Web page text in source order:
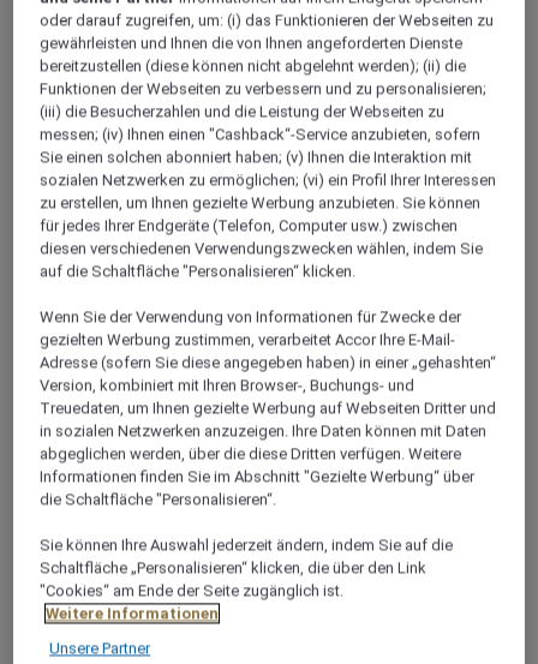
oder darauf zugreifen, um: (i) das Funktionieren der Webseiten zu
gewährleisten und Ihnen die von Ihnen angeforderten Dienste
bereitzustellen (diese können nicht abgelehnt werden); (ii) die
Funktionen der Webseiten zu verbessern und zu personalisieren;
(iii) die Besucherzahlen und die Leistung der Webseiten zu
messen; (iv) Ihnen einen "Cashback“-Service anzubieten, sofern
Sie einen solchen abonniert haben; (v) Ihnen die Interaktion mit
sozialen Netzwerken zu ermöglichen; (vi) ein Profil Ihrer Interessen
zu erstellen, um Ihnen gezielte Werbung anzubieten. Sie können
für jedes Ihrer Endgeräte (Telefon, Computer usw.) zwischen
diesen verschiedenen Verwendungszwecken wählen, indem Sie
auf die Schaltfläche "Personalisieren“ klicken.
Wenn Sie der Verwendung von Informationen für Zwecke der
gezielten Werbung zustimmen, verarbeitet Accor Ihre E-Mail-
Adresse (sofern Sie diese angegeben haben) in einer „gehashten“
Version, kombiniert mit Ihren Browser-, Buchungs- und
Treuedaten, um Ihnen gezielte Werbung auf Webseiten Dritter und
in sozialen Netzwerken anzuzeigen. Ihre Daten können mit Daten
abgeglichen werden, über die diese Dritten verfügen. Weitere
Informationen finden Sie im Abschnitt "Gezielte Werbung“ über
die Schaltfläche "Personalisieren“.
Sie können Ihre Auswahl jederzeit ändern, indem Sie auf die
Schaltfläche „Personalisieren“ klicken, die über den Link
"Cookies“ am Ende der Seite zugänglich ist.
Weitere Informationen
Unsere Partner